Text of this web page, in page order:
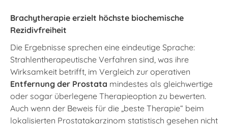
Brachytherapie erzielt höchste biochemische
Rezidivfreiheit
Die Ergebnisse sprechen eine eindeutige Sprache:
Strahlentherapeutische Verfahren sind, was ihre
Wirksamkeit betrifft, im Vergleich zur operativen
Entfernung der Prostata mindestes als gleichwertige
oder sogar überlegene Therapieoption zu bewerten.
Auch wenn der Beweis für die „beste Therapie“ beim
lokalisierten Prostatakarzinom statistisch gesehen nicht